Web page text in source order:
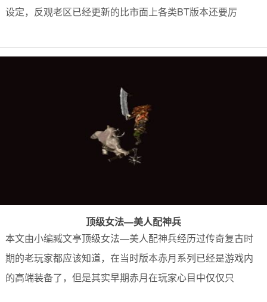
设定，反观老区已经更新的比市面上各类BT版本还要厉
顶级女法—美人配神兵
本文由小编臧文亭顶级女法—美人配神兵经历过传奇复古时
期的老玩家都应该知道，在当时版本赤月系列已经是游戏内
的高端装备了，但是其实早期赤月在玩家心目中仅仅只